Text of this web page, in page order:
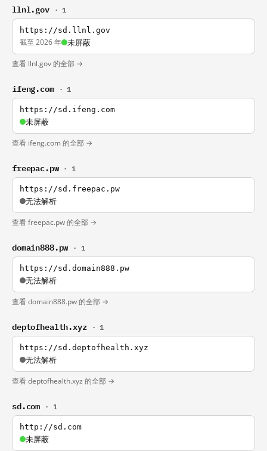
llnl.gov · 1
https://sd.llnl.gov
截至 2026 年 未屏蔽
查看 llnl.gov 的全部 →
ifeng.com · 1
https://sd.ifeng.com
未屏蔽
查看 ifeng.com 的全部 →
freepac.pw · 1
https://sd.freepac.pw
无法解析
查看 freepac.pw 的全部 →
domain888.pw · 1
https://sd.domain888.pw
无法解析
查看 domain888.pw 的全部 →
deptofhealth.xyz · 1
https://sd.deptofhealth.xyz
无法解析
查看 deptofhealth.xyz 的全部 →
sd.com · 1
http://sd.com
未屏蔽